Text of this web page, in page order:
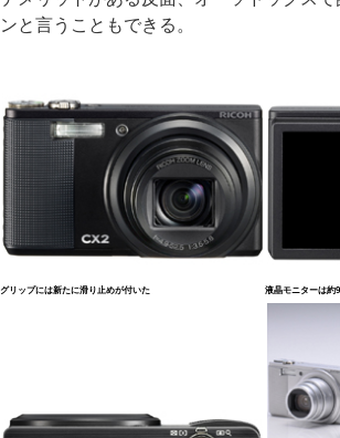
ンと言うこともできる。
グリップには新たに滑り止めが付いた 液晶モニターは約